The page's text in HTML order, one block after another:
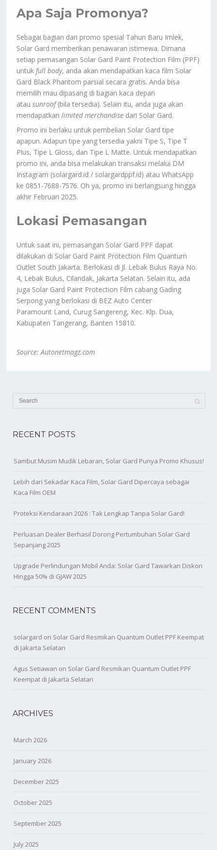
Apa Saja Promonya?
Sebagai bagian dari promo spesial Tahun Baru Imlek,
Solar Gard memberikan penawaran istimewa. Dimana
setiap pemasangan Solar Gard Paint Protection Film (PPF)
untukfull body, anda akan mendapatkan kaca film Solar
Gard Black Phantom parsial secara gratis. Anda bisa
memilih mau dipasang di bagian kaca depan
atausunroof(bila tersedia). Selain itu, anda juga akan
mendapatkan limited merchandise dari Solar Gard.
Promo ini berlaku untuk pembelian Solar Gard tipe
apapun. Adapun tipe yang tersedia yakni Tipe S, Tipe T
Plus, Tipe L Gloss, dan Tipe L Matte. Untuk mendapatkan
promo ini, anda bisa melakukan transaksi melalui DM
Instagram (solargard.id / solargardppf.id) atau WhatsApp
ke 0851-7688-7576. Oh ya, promo ini berlangsung hingga
akhir Februari 2025.
Lokasi Pemasangan
Untuk saat ini, pemasangan Solar Gard PPF dapat
dilakukan di Solar Gard Paint Protection Film Quantum
Outlet South Jakarta. Berlokasi di Jl. Lebak Bulus Raya No.
4, Lebak Bulus, Cilandak, Jakarta Selatan. Selain itu, ada
juga Solar Gard Paint Protection Film cabang Gading
Serpong yang berlokasi di BEZ Auto Center
Paramount Land, Curug Sangereng, Kec. Klp. Dua,
Kabupaten Tangerang, Banten 15810.
Source: Autonetmagz.com
RECENT POSTS
Sambut Musim Mudik Lebaran, Solar Gard Punya Promo Khusus!
Lebih dari Sekadar Kaca Film, Solar Gard Dipercaya sebagai
Kaca Film OEM
Proteksi Kendaraan 2026 : Tak Lengkap Tanpa Solar Gard!
Perluasan Dealer Berhasil Dorong Pertumbuhan Solar Gard
Sepanjang 2025
Upgrade Perlindungan Mobil Anda: Solar Gard Tawarkan Diskon
Hingga 50% di GJAW 2025
RECENT COMMENTS
solargard on Solar Gard Resmikan Quantum Outlet PPF Keempat
di Jakarta Selatan
Agus Setiawan on Solar Gard Resmikan Quantum Outlet PPF
Keempat di Jakarta Selatan
ARCHIVES
March 2026
January 2026
December 2025
October 2025
September 2025
July 2025